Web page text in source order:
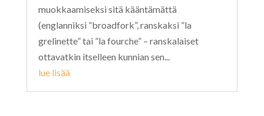
muokkaamiseksi sitä kääntämättä
(englanniksi ”broadfork”, ranskaksi ”la
grelinette” tai ”la fourche” – ranskalaiset
ottavatkin itselleen kunnian sen...
lue lisää